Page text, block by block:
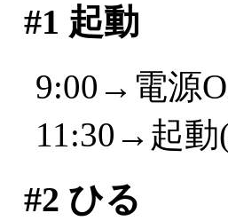
#1 起動
9:00→電源
11:30→起動
#2 ひる